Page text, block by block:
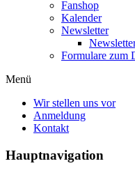
Fanshop
Kalender
Newsletter
Formulare zum
Menü
Wir stellen uns vor
Anmeldung
Kontakt
Hauptnavigation